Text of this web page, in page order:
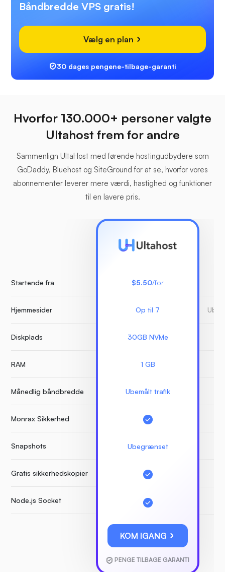
Båndbredde VPS gratis!
Vælg en plan
30 dages pengene-tilbage-garanti
Hvorfor 130.000+ personer valgte
Ultahost frem for andre
Sammenlign UltaHost med førende hostingudbydere som
GoDaddy, Bluehost og SiteGround for at se, hvorfor vores
abonnementer leverer mere værdi, hastighed og funktioner
til en lavere pris.
Startende fra
Hjemmesider
Diskplads
RAM
Månedlig båndbredde
Monrax Sikkerhed
Snapshots
Gratis sikkerhedskopier
Node.js Socket
$5.50/for
Op til 7
30GB NVMe
1 GB
Ubemålt trafik
Ubegrænset
KOM IGANG
PENGE TILBAGE GARANTI